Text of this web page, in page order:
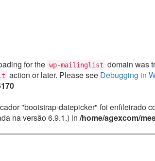
for the wp-mailinglist domain was
action or later. Please see Debugging in
"bootstrap-datepicker" foi enfileirado
na versão 6.9.1.) in /home/agexcom/